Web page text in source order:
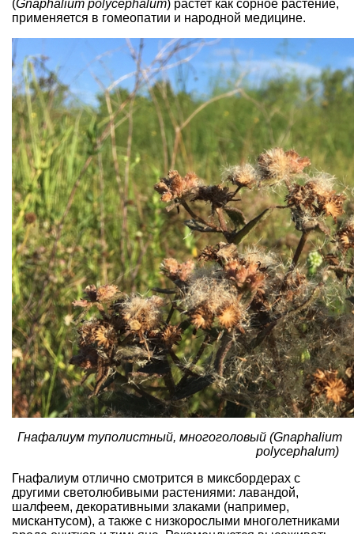
(Gnaphalium polycephalum) растет как сорное растение,
применяется в гомеопатии и народной медицине.
Гнафалиум туполистный, многоголовый (Gnaphalium
polycephalum)
Гнафалиум отлично смотрится в миксбордерах с
другими светолюбивыми растениями: лавандой,
шалфеем, декоративными злаками (например,
мискантусом), а также с низкорослыми многолетниками